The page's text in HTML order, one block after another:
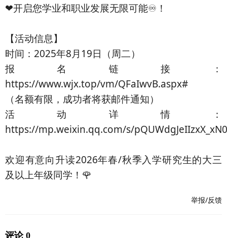
❤开启您学业和职业发展无限可能♾！
【活动信息】
时间：2025年8月19日（周二）
报名链接：
https://www.wjx.top/vm/QFaIwvB.aspx#
（名额有限，成功者将获邮件通知）
活动详情：
https://mp.weixin.qq.com/s/
欢迎有意向升读2026年春/秋季入学研究生的大三
及以上年级同学！🌹
举报/反馈
评论 0